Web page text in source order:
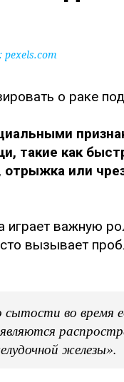
pexels.com
такие как
или
играет важную
вызывает
во время
железы».